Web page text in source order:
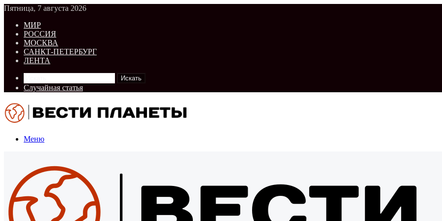
Пятница, 7 августа 2026
МИР
РОССИЯ
МОСКВА
САНКТ-ПЕТЕРБУРГ
ЛЕНТА
Искать
Случайная статья
Меню